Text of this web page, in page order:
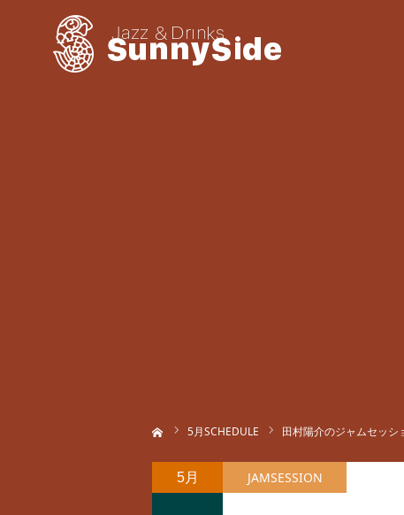
5月SCHEDULE 田村陽介のジャムセッシ
5月 JAMSESSION